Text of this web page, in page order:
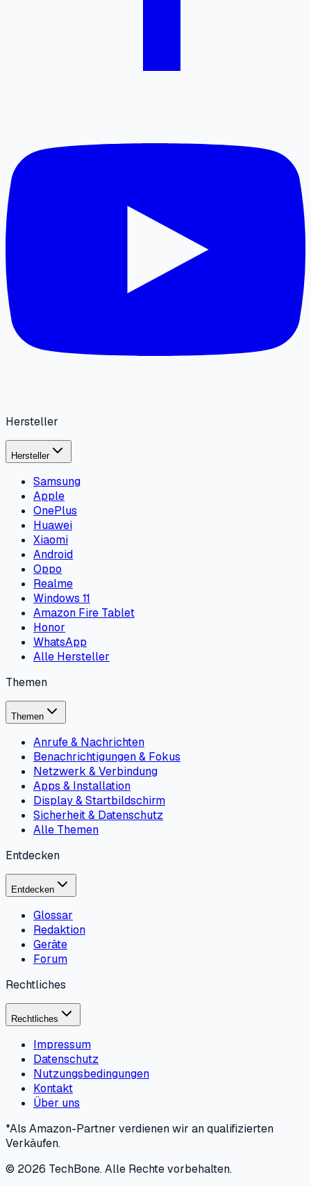
Hersteller
Hersteller
Samsung
Apple
OnePlus
Huawei
Xiaomi
Android
Oppo
Realme
Windows 11
Amazon Fire Tablet
Honor
WhatsApp
Alle Hersteller
Themen
Themen
Anrufe & Nachrichten
Benachrichtigungen & Fokus
Netzwerk & Verbindung
Apps & Installation
Display & Startbildschirm
Sicherheit & Datenschutz
Alle Themen
Entdecken
Entdecken
Glossar
Redaktion
Geräte
Forum
Rechtliches
Rechtliches
Impressum
Datenschutz
Nutzungsbedingungen
Kontakt
Über uns
*Als Amazon-Partner verdienen wir an qualifizierten
Verkäufen.
© 2026 TechBone.Alle Rechte vorbehalten.